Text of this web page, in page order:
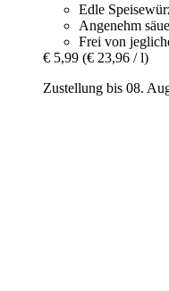
Edle
Angenehm
Frei von
€ 5,99 (€ 23,96 / l)
Zustellung bis 08.